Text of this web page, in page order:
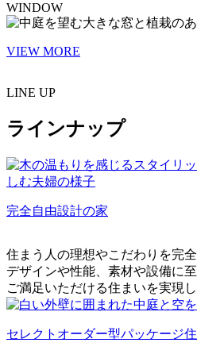
WINDOW
VIEW MORE
LINE UP
ラインナップ
完全自由設計の家
住まう人の理想やこだわりを完
デザインや性能、素材や設備に
ご満足いただける住まいを実現し
セレクトオーダー型パッケージ